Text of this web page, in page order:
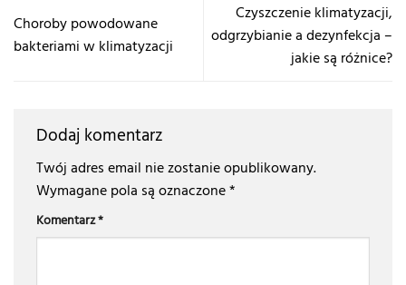
Choroby powodowane
bakteriami w klimatyzacji
Czyszczenie klimatyzacji,
odgrzybianie a dezynfekcja –
jakie są różnice?
Dodaj komentarz
Twój adres email nie zostanie opublikowany.
Wymagane pola są oznaczone*
Komentarz*